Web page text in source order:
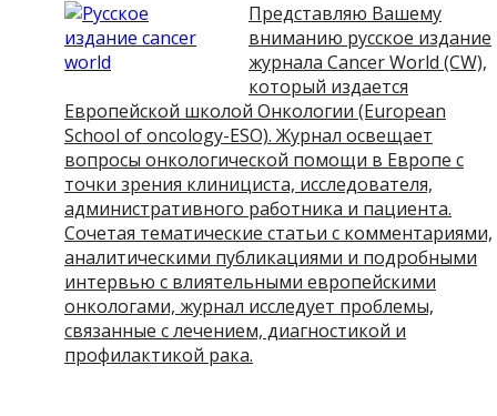
Представляю Вашему
вниманию русское издание
журнала Cancer World (CW),
который издается
Европейской школой Онкологии (European
School of oncology-ESO). Журнал освещает
вопросы онкологической помощи в Европе с
точки зрения клинициста, исследователя,
административного работника и пациента.
Сочетая тематические статьи с комментариями,
аналитическими публикациями и подробными
интервью с влиятельными европейскими
онкологами, журнал исследует проблемы,
связанные с лечением, диагностикой и
профилактикой рака.